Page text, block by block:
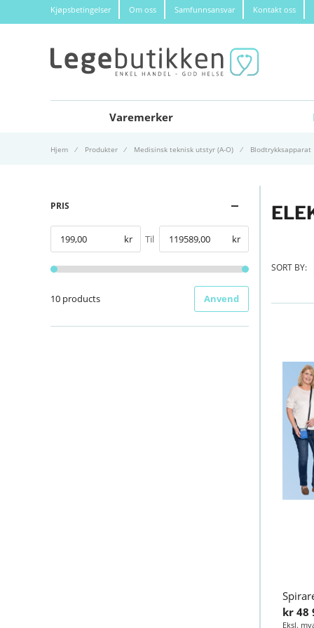
Kjøpsbetingelser Om oss Samfunnsansvar Kontakt oss
Varemerker
Hjem Produkter Medisinsk teknisk utstyr (A-O) Blodtrykksapparat
SORT BY:
kr 48
PRIS
Fra kr Til kr
10 products Anvend